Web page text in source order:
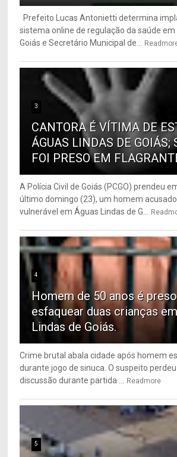
Prefeito Lucas Antonietti determina
sistema online de regulação da saúde em
Goiás e Secretário Municipal de...
3
CANTORA É VÍTIMA DE
ÁGUAS LINDAS DE GOIÁS;
FOI PRESO EM
A Polícia Civil de Goiás (PCGO) prendeu
último domingo (23), um homem
vulnerável em Águas Lindas de G...
4
Homem de 50 anos é
esfaquear duas crianças
Lindas de Goiás.
Crime brutal abala cidade após homem
durante jogo de sinuca. O suspeito
discussão durante partida ... Readmore
5